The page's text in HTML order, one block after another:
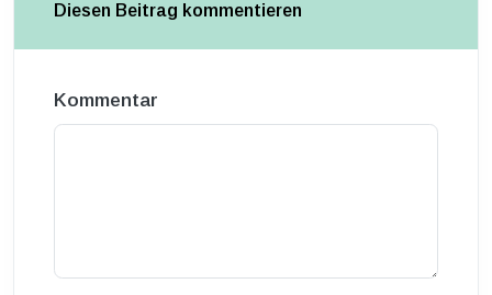
Diesen Beitrag kommentieren
Kommentar